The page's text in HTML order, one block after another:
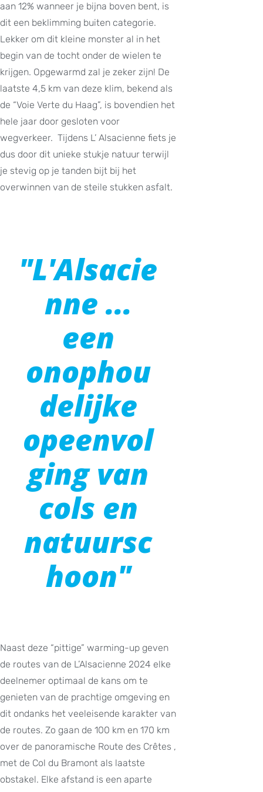
aan 12% wanneer je bijna boven bent, is
dit een beklimming buiten categorie.
Lekker om dit kleine monster al in het
begin van de tocht onder de wielen te
krijgen. Opgewarmd zal je zeker zijn! De
laatste 4,5 km van deze klim, bekend als
de “Voie Verte du Haag”, is bovendien het
hele jaar door gesloten voor
wegverkeer. Tijdens L’ Alsacienne fiets je
dus door dit unieke stukje natuur terwijl
je stevig op je tanden bijt bij het
overwinnen van de steile stukken asfalt.
"L'Alsacie
nne ...
een
onophou
delijke
opeenvol
ging van
cols en
natuursc
hoon"
Naast deze “pittige” warming-up geven
de routes van de L’Alsacienne 2024 elke
deelnemer optimaal de kans om te
genieten van de prachtige omgeving en
dit ondanks het veeleisende karakter van
de routes. Zo gaan de 100 km en 170 km
over de panoramische Route des Crêtes ,
met de Col du Bramont als laatste
obstakel. Elke afstand is een aparte